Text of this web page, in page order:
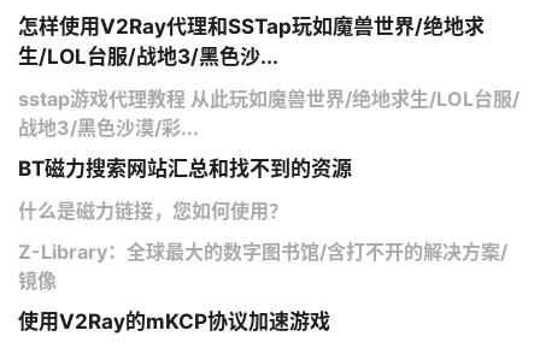
怎样使用V2Ray代理和SSTap玩如魔兽世界/绝地求
生/LOL台服/战地3/黑色沙...
sstap游戏代理教程 从此玩如魔兽世界/绝地求生/LOL台服/
战地3/黑色沙漠/彩...
BT磁力搜索网站汇总和找不到的资源
什么是磁力链接，您如何使用？
Z-Library：全球最大的数字图书馆/含打不开的解决方案/
镜像
使用V2Ray的mKCP协议加速游戏